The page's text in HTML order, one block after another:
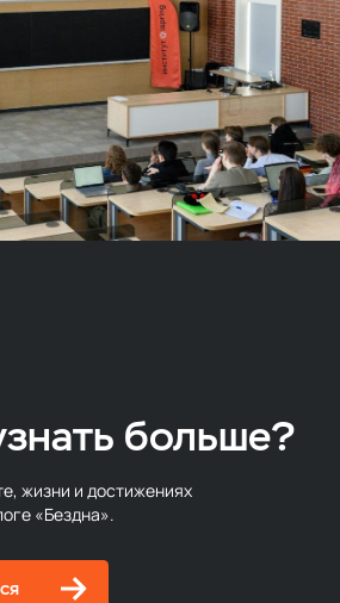
больше?
жизни и достижениях
«Бездна».